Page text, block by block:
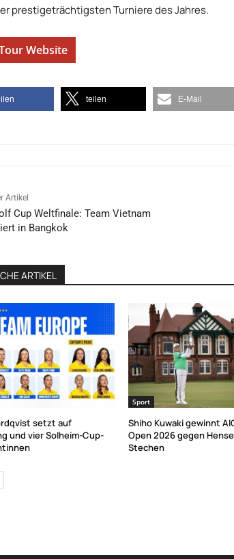
prestigeträchtigsten Turniere des Jahres.
Website
teilen E-Mail
Artikel
Cup Weltfinale: Team Vietnam
in Bangkok
ARTIKEL
setzt auf
und vier Solheim-Cup-
Sport
Shiho Kuwaki gewinnt
Open 2026 gegen
Stechen